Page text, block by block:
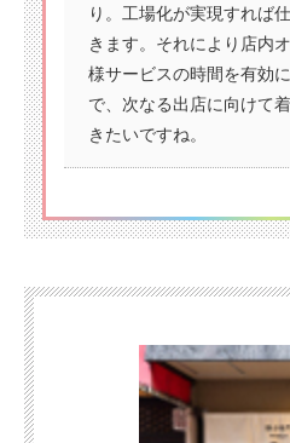
り。工場化が実現すれば
きます。それにより店内
様サービスの時間を有効
で、次なる出店に向けて
きたいですね。